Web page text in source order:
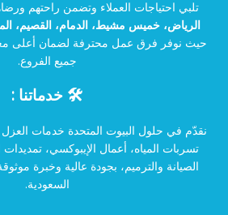
تلبي احتياجات العملاء وتضمن راحتهم
الرياض، خميس مشيط، الدمام، القصيم،
حيث نوفر فرق عمل محترفة لضمان أعلى
جميع الفروع.
🛠️ خدماتنا :
نقدّم في حلول البيوت المتحدة خدمات
تسربات المياه، أعمال الإيبوكسي،
الصيانة والترميم، بجودة عالية وخبرة
السعودية.